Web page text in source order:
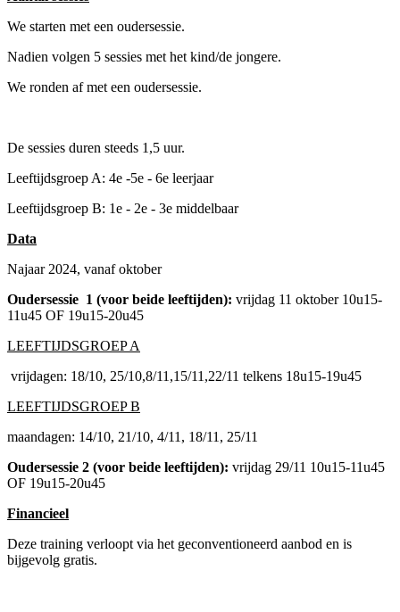
We starten met een oudersessie.
Nadien volgen 5 sessies met het kind/de jongere.
We ronden af met een oudersessie.
De sessies duren steeds 1,5 uur.
Leeftijdsgroep A: 4e -5e - 6e leerjaar
Leeftijdsgroep B: 1e - 2e - 3e middelbaar
Data
Najaar 2024, vanaf oktober
Oudersessie 1 (voor beide leeftijden): vrijdag 11 oktober 10u15-
11u45 OF 19u15-20u45
LEEFTIJDSGROEP A
vrijdagen: 18/10, 25/10,8/11,15/11,22/11 telkens 18u15-19u45
LEEFTIJDSGROEP B
maandagen: 14/10, 21/10, 4/11, 18/11, 25/11
Oudersessie 2 (voor beide leeftijden): vrijdag 29/11 10u15-11u45
OF 19u15-20u45
Financieel
Deze training verloopt via het geconventioneerd aanbod en is
bijgevolg gratis.